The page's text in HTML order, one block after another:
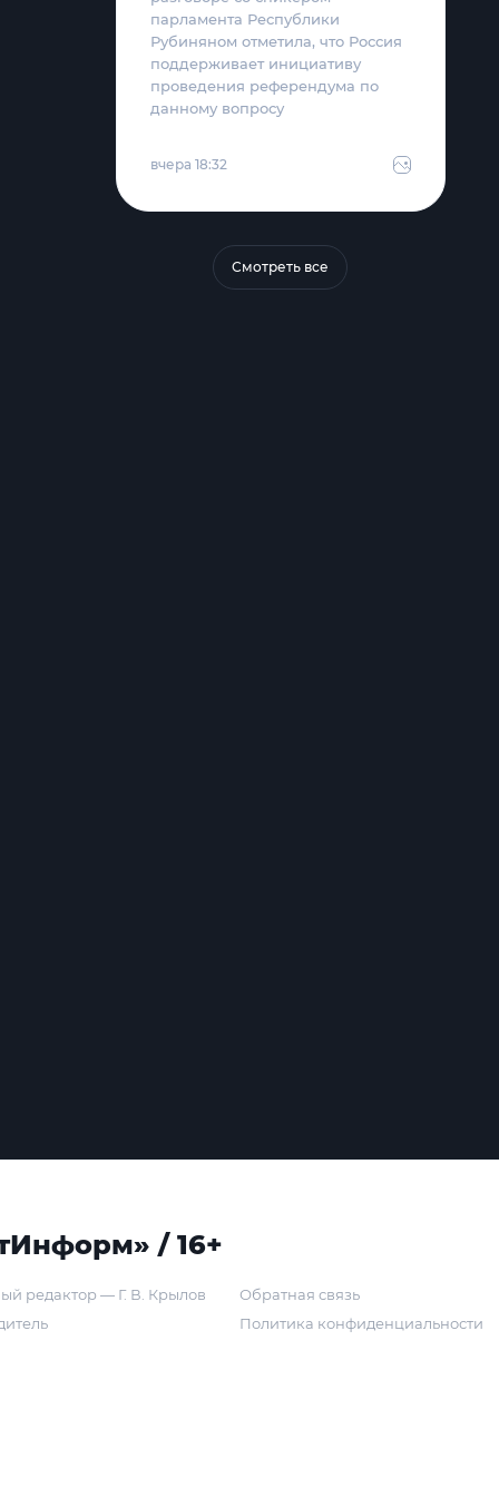
парламента Республики
Рубиняном отметила, что Россия
поддерживает инициативу
проведения референдума по
данному вопросу
вчера 18:32
Смотреть все
/ 16+
редактор — Г. В. Крылов
Обратная связь
Политика конфиденциальности